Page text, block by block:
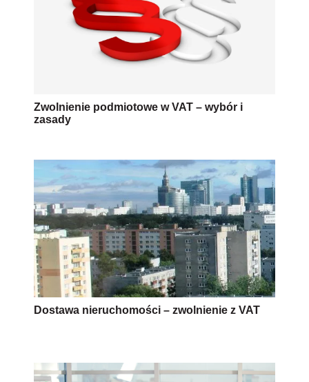
Zwolnienie podmiotowe w VAT – wybór i
zasady
Dostawa nieruchomości – zwolnienie z VAT